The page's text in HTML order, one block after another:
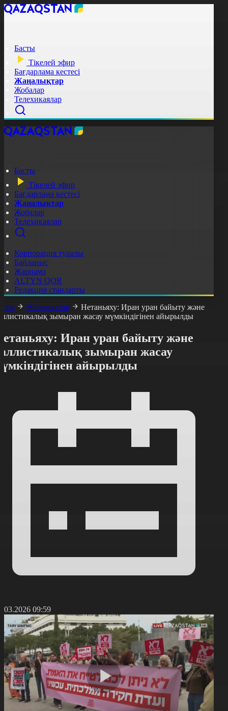
Басты
Тікелей эфир
Бағдарлама кестесі
Жаңалықтар
Жобалар
Телехикаялар
Басты
Тікелей эфир
Бағдарлама кестесі
Жаңалықтар
Жобалар
Телехикаялар
Корпорация туралы
Байланыс
Жарнама
ALTYN QOR
Редакция стандарты
Жаңалықтар
Нетаньяху: Иран уран байыту және
зымыран жасау мүмкіндігінен айырылды
Иран уран байыту және
зымыран жасау
айырылды
09:59